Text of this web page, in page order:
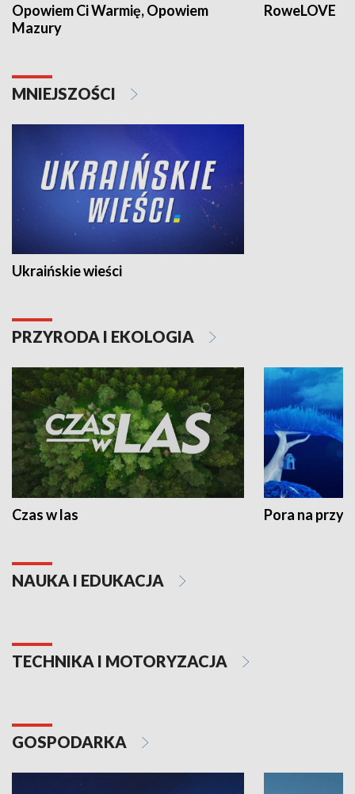
Opowiem Ci Warmię, Opowiem
Mazury
RoweLOVE
MNIEJSZOŚCI
Ukraińskie wieści
PRZYRODA I EKOLOGIA
Czas w las Pora na
NAUKA I EDUKACJA
TECHNIKA I MOTORYZACJA
GOSPODARKA